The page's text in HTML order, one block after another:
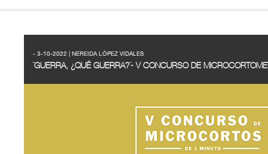
- 3-10-2022 | NEREIDA LÓPEZ VIDALES
`GUERRA, ¿QUÉ GUERRA?´- V CONCURSO DE